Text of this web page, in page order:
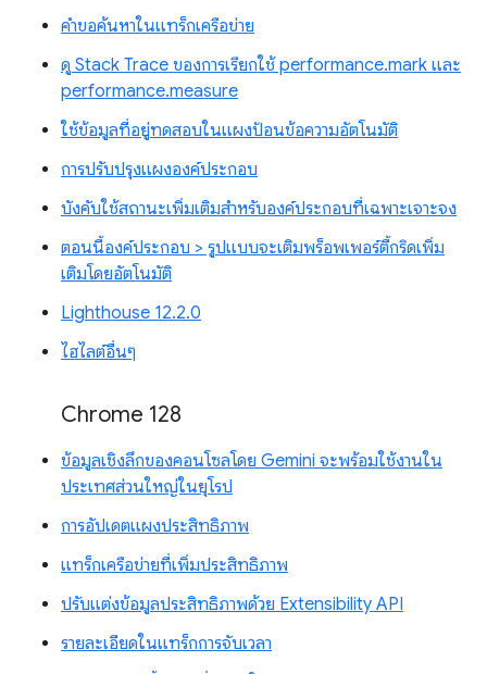
คำขอค้นหาในแทร็กเครือข่าย
ดู Stack Trace ของการเรียกใช้ performance.mark และ
performance.measure
ใช้ข้อมูลที่อยู่ทดสอบในแผงป้อนข้อความอัตโนมัติ
การปรับปรุงแผงองค์ประกอบ
บังคับใช้สถานะเพิ่มเติมสำหรับองค์ประกอบที่เฉพาะเจาะจง
ตอนนี้องค์ประกอบ > รูปแบบจะเติมพร็อพเพอร์ตี้กริดเพิ่ม
เติมโดยอัตโนมัติ
Lighthouse 12.2.0
ไฮไลต์อื่นๆ
Chrome 128
ข้อมูลเชิงลึกของคอนโซลโดย Gemini จะพร้อมใช้งานใน
ประเทศส่วนใหญ่ในยุโรป
การอัปเดตแผงประสิทธิภาพ
แทร็กเครือข่ายที่เพิ่มประสิทธิภาพ
ปรับแต่งข้อมูลประสิทธิภาพด้วย Extensibility API
รายละเอียดในแทร็กการจับเวลา